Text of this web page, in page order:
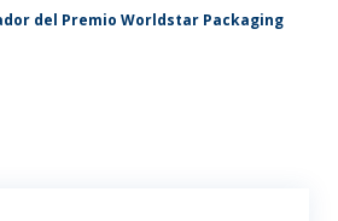
del Premio Worldstar Packaging